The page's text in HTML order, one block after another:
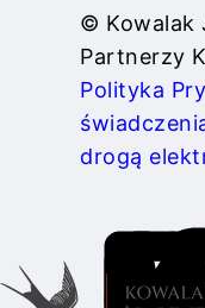
© Kowalak
Partnerzy
Polityka
drogą